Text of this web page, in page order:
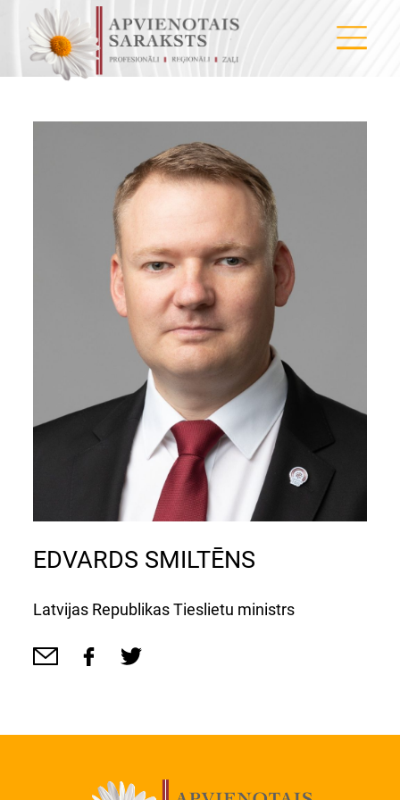
EDVARDS SMILTĒNS
Latvijas Republikas Tieslietu ministrs